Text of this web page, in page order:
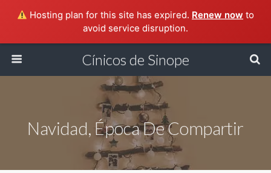
Hosting plan for this site has expired. Renew now to
avoid service disruption.
Cínicos de Sinope
Navidad, Época De Compartir